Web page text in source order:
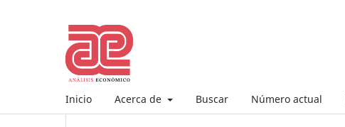
Inicio Acerca de Buscar Número actual